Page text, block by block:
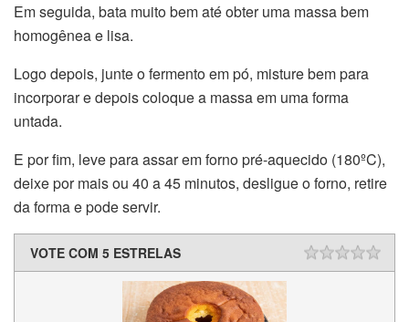
Em seguida, bata muito bem até obter uma massa bem
homogênea e lisa.
Logo depois, junte o fermento em pó, misture bem para
incorporar e depois coloque a massa em uma forma
untada.
E por fim, leve para assar em forno pré-aquecido (180ºC),
deixe por mais ou 40 a 45 minutos, desligue o forno, retire
da forma e pode servir.
VOTE COM 5 ESTRELAS